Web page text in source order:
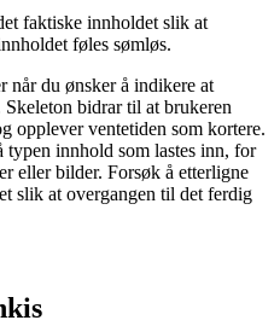
faktiske innholdet slik at
føles sømløs.
når du ønsker å indikere at
bidrar til at brukeren
opplever ventetiden som kortere.
typen innhold som lastes inn, for
eller bilder. Forsøk å etterligne
slik at overgangen til det ferdig